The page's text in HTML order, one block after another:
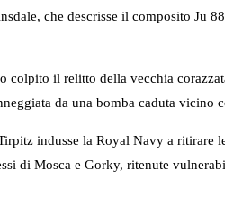
che descrisse il composito Ju
il relitto della vecchia
da una bomba caduta vicino
indusse la Royal Navy a ritirare
di Mosca e Gorky, ritenute